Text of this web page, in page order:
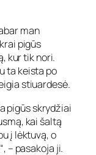
man
pigūs
kur tik nori.
ta keista po
stiuardesė.
pigūs skrydžiai
kai šaltą
į lėktuvą, o
– pasakoja ji.